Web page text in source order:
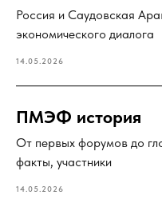
Россия и Саудовская
экономического диалога
14.05.2026
ПМЭФ история
От первых форумов до
факты, участники
14.05.2026